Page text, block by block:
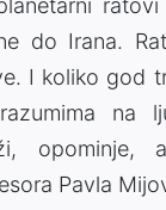
do Irana.
I koliko god
na
opominje,
Pavla